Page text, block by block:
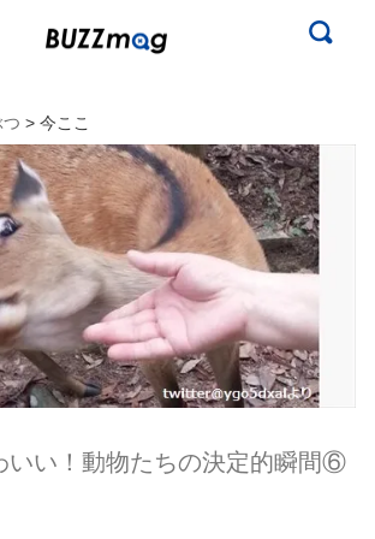
つ > 今ここ
いい！動物たちの決定的瞬間⑥